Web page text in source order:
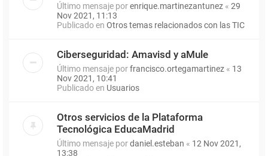
Último mensaje porenrique.martinezantunez « 29
Nov 2021, 11:13
Publicado en Otros temas relacionados con las TIC
Ciberseguridad: Amavisd y aMule
Último mensaje porfrancisco.ortegamartinez « 13
Nov 2021, 10:41
Publicado en Usuarios
Otros servicios de la Plataforma
Tecnológica EducaMadrid
Último mensaje pordaniel.esteban « 12 Nov 2021,
13:38